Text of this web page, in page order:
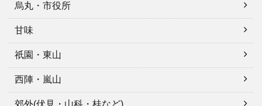
烏丸・市役所
甘味
祇園・東山
西陣・嵐山
郊外(伏見・山科・桂など)